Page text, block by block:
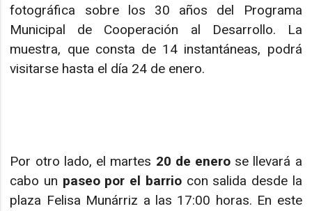
fotográfica sobre los 30 años del Programa
Municipal de Cooperación al Desarrollo. La
muestra, que consta de 14 instantáneas, podrá
visitarse hasta el día 24 de enero.
Por otro lado, el martes 20 de enerose llevará a
cabo un paseo por el barriocon salida desde la
plaza Felisa Munárriz a las 17:00 horas. En este